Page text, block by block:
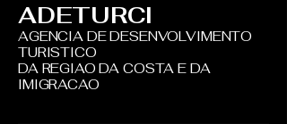
ADETURCI
AGENCIA DE DESENVOLVIMENTO
TURISTICO
DA REGIAO DA COSTA E DA
IMIGRACAO